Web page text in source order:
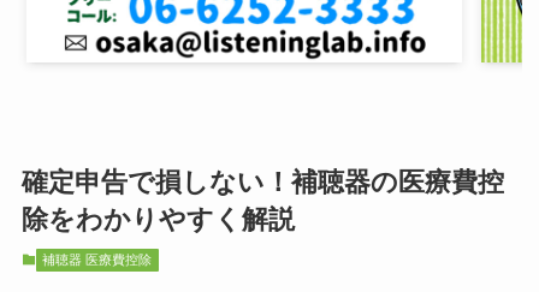
確定申告で損しない！補聴器の医療費控
除をわかりやすく解説
補聴器 医療費控除